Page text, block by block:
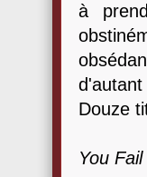
à
d'autant
Douze
You